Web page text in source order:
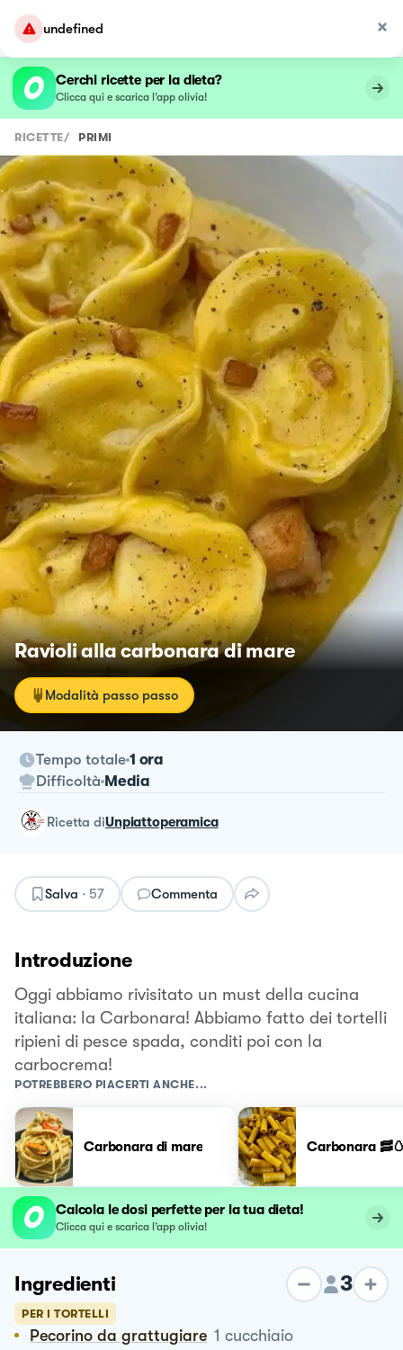
undefined
Cerchi ricette per la dieta?
Clicca qui e scarica l’app olivia!
RICETTE/ PRIMI
Ravioli alla carbonara di mare
Modalità passo passo
Tempo totale 1 ora
Difficoltà Media
ricetta diUnpiattoperamica
Salva · 57 Commenta
Introduzione
Oggi abbiamo rivisitato un must della cucina
italiana: la Carbonara! Abbiamo fatto dei tortelli
ripieni di pesce spada, conditi poi con la
carbocrema!
POTREBBERO PIACERTI ANCHE...
Carbonara di mare Carbonara
Calcola le dosi perfette per la tua dieta!
Clicca qui e scarica l’app olivia!
Ingredienti 3
PER I TORTELLI
Pecorino da grattugiare 1 cucchiaio